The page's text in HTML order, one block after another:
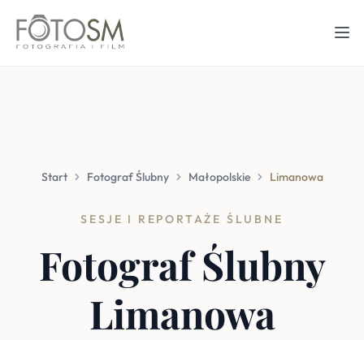
Start Fotograf Ślubny Małopolskie Limanowa
SESJE I REPORTAŻE ŚLUBNE
Fotograf Ślubny
Limanowa